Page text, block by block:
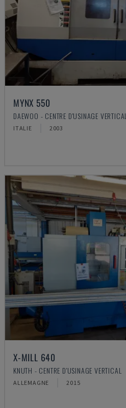
MYNX 550
DAEWOO - CENTRE D'USINAGE VERTICAL
ITALIE 2003
X-MILL 640
KNUTH - CENTRE D'USINAGE VERTICAL
ALLEMAGNE 2015